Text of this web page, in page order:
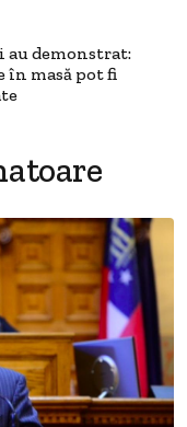
demonstrat:
în masă pot fi